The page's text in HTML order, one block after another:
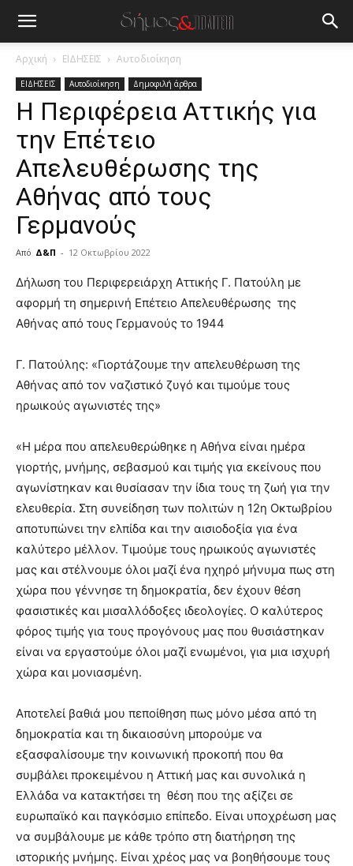
Αρχική ΕΙΔΗΣΕΙΣ Αυτοδιοίκηση
ΕΙΔΗΣΕΙΣ Αυτοδιοίκηση Δημοφιλή άρθρα
Η Περιφέρεια Αττικής για
την Επέτειο
Απελευθέρωσης της
Αθήνας από τους
Γερμανούς
Από Δ&Π - 12 Οκτωβρίου 2022
blonde
lesbians
very
hot
show.desi
xxx
lyons
you
the
meaning
of
pain.
pornhun
hd
Δήλωση του Περιφερειάρχη Αττικής Γ. Πατούλη με
αφορμή τη σημερινή Επέτειο Απελευθέρωσης της
Αθήνας από τους Γερμανούς το 1944
Γ. Πατούλης: «Γιορτάζουμε την απελευθέρωση της
Αθήνας από τον ναζιστικό ζυγό και τιμούμε τους
ηρωικούς αγωνιστές της»
«Η μέρα που απελευθερώθηκε η Αθήνα είναι ημέρα
γιορτής, μνήμης, σεβασμού και τιμής για εκείνους που
αγωνίστηκαν και θυσίασαν την ίδια τους τη ζωή για την
ελευθερία. Στη συνείδηση των πολιτών η 12η Οκτωβρίου
αποτυπώνει την ελπίδα και την αισιοδοξία για ένα
καλύτερο μέλλον. Τιμούμε τους ηρωικούς αγωνιστές
μας και στέλνουμε όλοι μαζί ένα ηχηρό μήνυμα πως στη
χώρα που γέννησε τη δημοκρατία, δεν έχουν θέση
φασιστικές και μισαλλόδοξες ιδεολογίες. Ο καλύτερος
φόρος τιμής για τους προγόνους μας που θυσιάστηκαν
είναι να εργαστούμε όλοι μαζί ενωμένοι, για μια ισχυρή
χώρα και μονιασμένη.
Αποτελεί βαθιά μου πεποίθηση πως μόνο μέσα από τη
δημοκρατία και τη δικαιοσύνη μπορούμε να
εξασφαλίσουμε την κοινωνική προκοπή που θα
συμβάλει προκειμένου η Αττική μας και συνολικά η
Ελλάδα να κατακτήσει τη θέση που της αξίζει σε
ευρωπαϊκό και παγκόσμιο επίπεδο. Είναι υποχρέωση μας
να συμβάλουμε με κάθε τρόπο στη διατήρηση της
ιστορικής μνήμης. Είναι χρέος μας να βοηθήσουμε τους